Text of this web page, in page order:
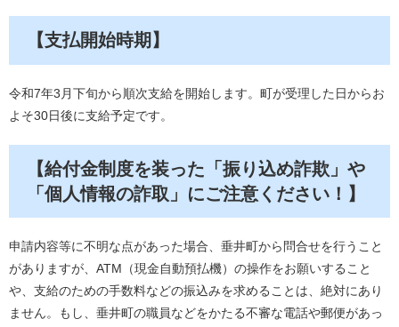
【支払開始時期】
令和7年3月下旬から順次支給を開始します。町が受理した日からお
よそ30日後に支給予定です。
【給付金制度を装った「振り込め詐欺」や
「個人情報の詐取」にご注意ください！】
申請内容等に不明な点があった場合、垂井町から問合せを行うこと
がありますが、ATM（現金自動預払機）の操作をお願いすること
や、支給のための手数料などの振込みを求めることは、絶対にあり
ません。もし、垂井町の職員などをかたる不審な電話や郵便があっ